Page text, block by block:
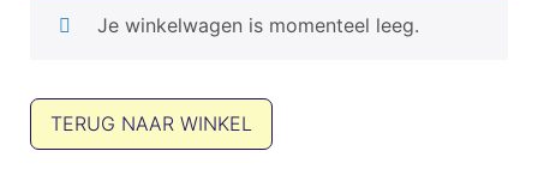
Je winkelwagen is momenteel leeg.
TERUG NAAR WINKEL